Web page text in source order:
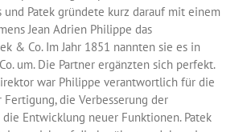
und Patek gründete kurz darauf mit einem
Jean Adrien Philippe das
& Co. Im Jahr 1851 nannten sie es in
um. Die Partner ergänzten sich perfekt.
war Philippe verantwortlich für die
Fertigung, die Verbesserung der
die Entwicklung neuer Funktionen. Patek